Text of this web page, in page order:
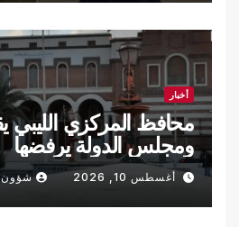
أخبار
محافظ المركزي الليبي
ومجلس الدولة يرفضها
أغسطس 10, 2026 شؤون